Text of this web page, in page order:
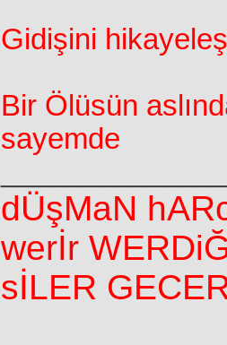
Gidişini
Bir Ölüsün
sayemde
dÜşMaN
werİr
sİLER